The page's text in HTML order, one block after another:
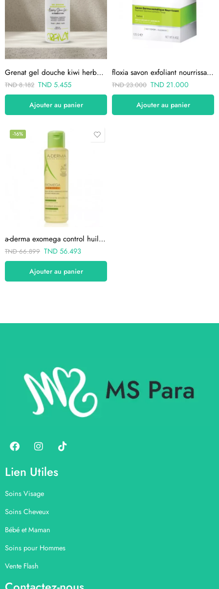
Grenat gel douche kiwi herbes 250ml
TND8.182 TND5.455
Ajouter au panier
floxia savon exfoliant nourrissant 125g
TND23.000 TND21.000
Ajouter au panier
-16%
a-derma exomega control huile lavante emolliente 500ml
TND66.899 TND56.493
Ajouter au panier
Lien Utiles
Soins Visage
Soins Cheveux
Bébé et Maman
Soins pour Hommes
Vente Flash